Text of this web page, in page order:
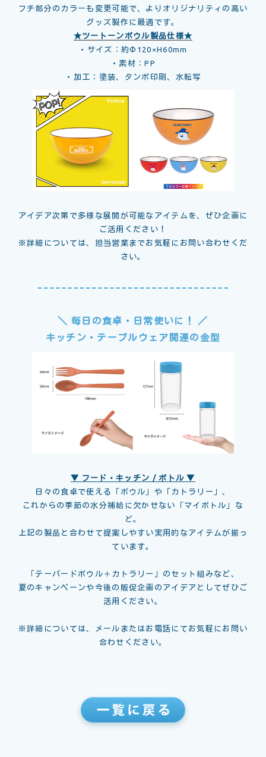
フチ部分のカラーも変更可能で、よりオリジナリティの高い
グッズ製作に最適です。
★ツートーンボウル製品仕様★
・サイズ：約Φ120×H60mm
・素材：PP
・加工：塗装、タンポ印刷、水転写
アイデア次第で多様な展開が可能なアイテムを、ぜひ企画に
ご活用ください！
※詳細については、担当営業までお気軽にお問い合わせくだ
さい。
＼ 毎日の食卓・日常使いに！ ／
キッチン・テーブルウェア関連の金型
▼ フード・キッチン / ボトル ▼
日々の食卓で使える「ボウル」や「カトラリー」、
これからの季節の水分補給に欠かせない「マイボトル」な
ど。
上記の製品と合わせて提案しやすい実用的なアイテムが揃っ
ています。
「テーパードボウル＋カトラリー」のセット組みなど、
夏のキャンペーンや今後の販促企画のアイデアとしてぜひご
活用ください。
※詳細については、メールまたはお電話にてお気軽にお問い
合わせください。